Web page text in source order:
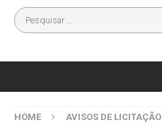
HOME AVISOS DE LICITAÇÃO